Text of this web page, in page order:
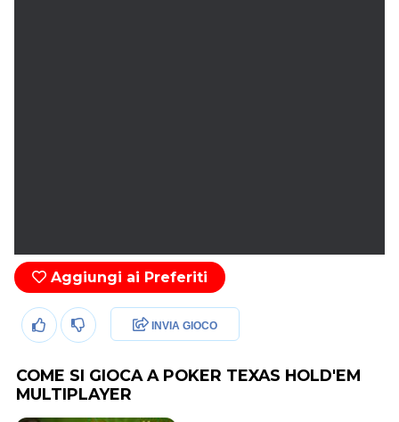
Aggiungi ai Preferiti
INVIA GIOCO
COME SI GIOCA A POKER TEXAS HOLD'EM
MULTIPLAYER